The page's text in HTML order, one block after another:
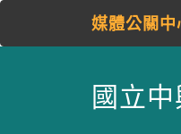
媒體公關中
國立